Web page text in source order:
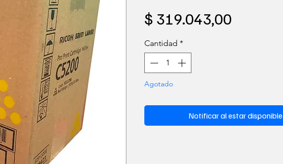
$ 319.043,00
Cantidad *
Agotado
Notificar al estar disponible